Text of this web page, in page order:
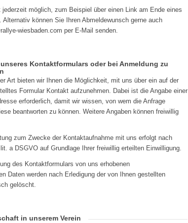
jederzeit möglich, zum Beispiel über einen Link am Ende eines
Alternativ können Sie Ihren Abmeldewunsch gerne auch
wiesbaden.com per E-Mail senden.
Kontaktformulars oder bei Anmeldung zu
Art bieten wir Ihnen die Möglichkeit, mit uns über ein auf der
Formular Kontakt aufzunehmen. Dabei ist die Angabe einer
erforderlich, damit wir wissen, von wem die Anfrage
beantworten zu können. Weitere Angaben können freiwillig
zum Zwecke der Kontaktaufnahme mit uns erfolgt nach
a DSGVO auf Grundlage Ihrer freiwillig erteilten Einwilligung.
des Kontaktformulars von uns erhobenen
Daten werden nach Erledigung der von Ihnen gestellten
gelöscht.
in unserem Verein